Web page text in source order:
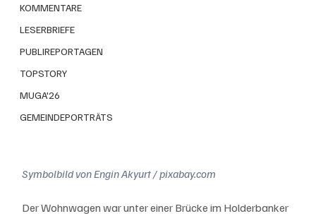
KOMMENTARE
LESERBRIEFE
PUBLIREPORTAGEN
TOPSTORY
MUGA'26
GEMEINDEPORTRÄTS
Symbolbild von Engin Akyurt / pixabay.com
Der Wohnwagen war unter einer Brücke im Holderbanker